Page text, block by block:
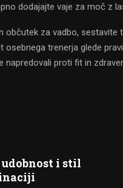
dodajajte vaje za moč z
občutek za vadbo, sestavite
trenerja glede
napredovali proti fit in
i stil